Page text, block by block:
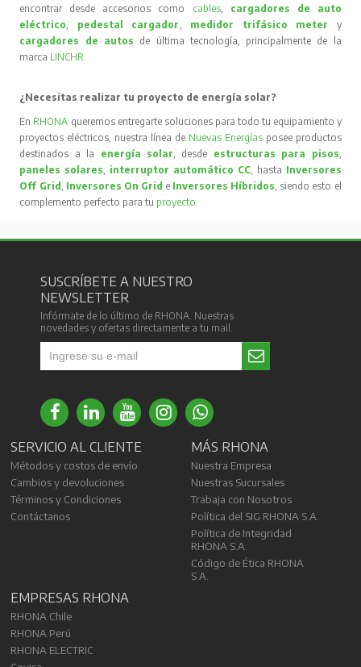
encontrar desde accesorios como cables, cargadores de auto
eléctrico, pedestal cargador, medidor trifásico meter
y
cargadores de autos de última tecnología, principalmente de la
marca LINCHR.
¿Necesitas realizar tu proyecto de energía solar?
En RHONA queremos entregarte soluciones para todo tu equipamiento y
proyectos eléctricos, nuestra línea de Nuevas Energíasposee productos
destinados a la energía solar, desde estructuras para pisos,
paneles solares, interruptor automático CC, hasta Inversores
Off Grid, Inversores On Grid e Inversores Híbridos, siendo esto el
complemento perfecto para tu proyecto.
SUSCRÍBETE A NUESTRO
NEWSLETTER
Infórmate de lo último de RHONA. Nuestras
novedades y ofertas directamente a tu mail.
SERVICIO AL CLIENTE
Métodos y costos de envío
Cambios y devoluciones
Términos y Condiciones
Contáctanos
MÁS RHONA
Nuestra Empresa
Nuestras Sucursales
Trabaja con Nosotros
Política del SIG RHONA S.A.
Política de Integridad
RHONA S.A.
Código de Ética RHONA
S.A.
EMPRESAS RHONA
RHONA Chile
RHONA Perú
RHONA ELECTRIC